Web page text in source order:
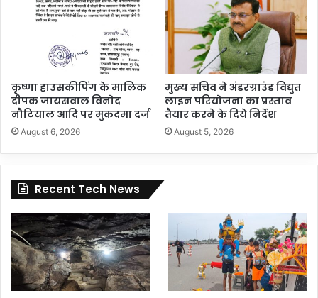
कृष्णा हाउसकीपिंग के मालिक
दीपक जायसवाल विनोद
नौटियाल आदि पर मुकदमा दर्ज
August 6, 2026
मुख्य सचिव ने अंडरग्राउंड विद्युत
लाइन परियोजना का प्रस्ताव
तैयार करने के दिये निर्देश
August 5, 2026
Recent Tech News